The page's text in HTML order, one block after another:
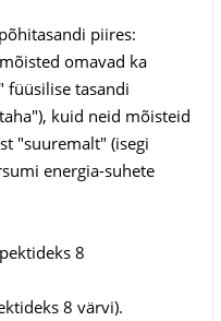
piires:
omavad ka
füüsilise tasandi
kuid neid mõisteid
"suuremalt" (isegi
energia-suhete
8
8 värvi).